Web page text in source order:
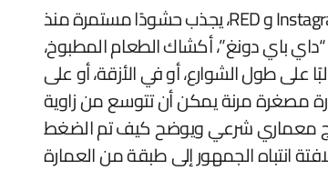
مشهد طعام الشارع في هونغ كونغ يقدم مثالاً واضحًا. “بينغ كي”، وهو أحد المواقع التي يُستشهد بها غالبًا في المدينة على Instagram و RED، يجذب حشودًا مستمرة منذ
باي دونغ”، أكشاك الطعام المطبوخ،
على طول الشوارع، أو في الأزقة، أو على
مصغرة مرنة يمكن أن تتوسع من زاوية
معماري شرعي ويوضح كيف تم الضغط
انتباه الجمهور إلى طبقة من العمارة